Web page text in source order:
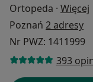
Ortopeda · Więcej
Poznań 2 adresy
Nr PWZ: 1411999
393